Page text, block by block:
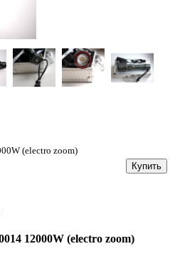
(electro zoom)
Купить
12000W (electro zoom)